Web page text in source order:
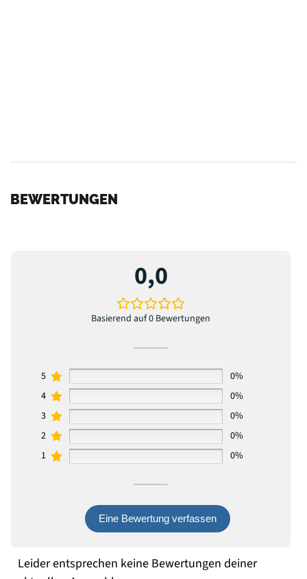
BEWERTUNGEN
0,0
Basierend auf 0 Bewertungen
5
0%
4
0%
3
0%
2
0%
1
0%
Eine Bewertung verfassen
Leider entsprechen keine Bewertungen deiner